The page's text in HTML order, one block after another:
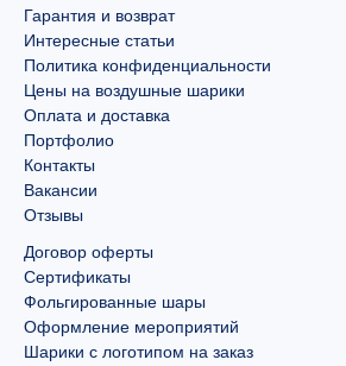
Гарантия и возврат
Интересные статьи
Политика конфиденциальности
Цены на воздушные шарики
Оплата и доставка
Портфолио
Контакты
Вакансии
Отзывы
Договор оферты
Сертификаты
Фольгированные шары
Оформление мероприятий
Шарики с логотипом на заказ